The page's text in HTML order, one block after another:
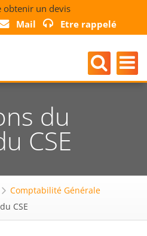
obtenir un devis
Mail Etre rappelé
du
CSE
Comptabilité Générale
CSE